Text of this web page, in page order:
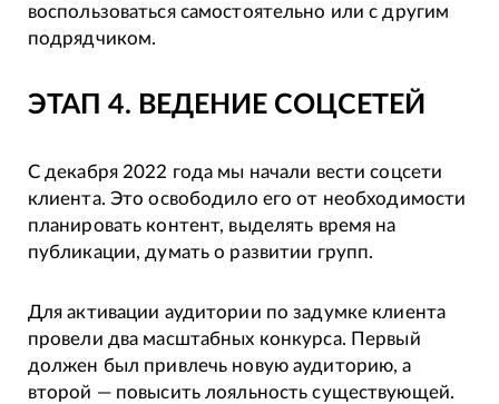
воспользоваться самостоятельно или с другим
подрядчиком.
ЭТАП 4. ВЕДЕНИЕ СОЦСЕТЕЙ
С декабря 2022 года мы начали вести соцсети
клиента. Это освободило его от необходимости
планировать контент, выделять время на
публикации, думать о развитии групп.
Для активации аудитории по задумке клиента
провели два масштабных конкурса. Первый
должен был привлечь новую аудиторию, а
второй — повысить лояльность существующей.